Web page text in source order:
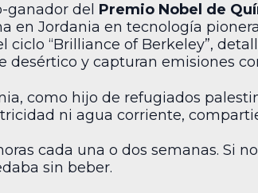
ganador del Premio Nobel de
en Jordania en tecnología
ciclo “Brilliance of Berkeley”,
desértico y capturan emisiones
como hijo de refugiados
ni agua corriente,
cada una o dos semanas. Si
sin beber.